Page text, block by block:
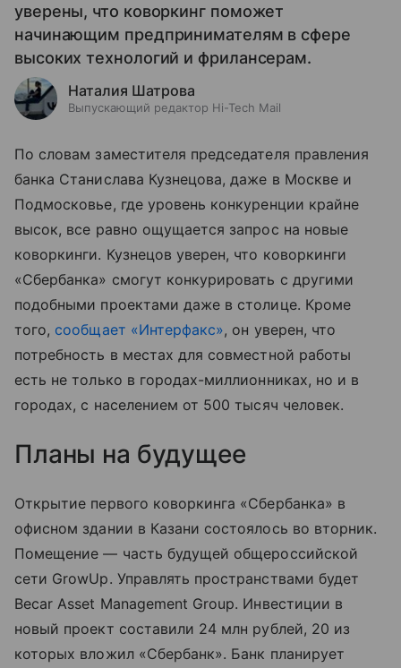
уверены, что коворкинг поможет
начинающим предпринимателям в сфере
высоких технологий и фрилансерам.
Наталия Шатрова
Выпускающий редактор Hi-Tech Mail
По словам заместителя председателя правления
банка Станислава Кузнецова, даже в Москве и
Подмосковье, где уровень конкуренции крайне
высок, все равно ощущается запрос на новые
коворкинги. Кузнецов уверен, что коворкинги
«Сбербанка» смогут конкурировать с другими
подобными проектами даже в столице. Кроме
того, сообщает «Интерфакс», он уверен, что
потребность в местах для совместной работы
есть не только в городах-миллионниках, но и в
городах, с населением от 500 тысяч человек.
Планы на будущее
Открытие первого коворкинга «Сбербанка» в
офисном здании в Казани состоялось во вторник.
Помещение — часть будущей общероссийской
сети GrowUp. Управлять пространствами будет
Becar Asset Management Group. Инвестиции в
новый проект составили 24 млн рублей, 20 из
которых вложил «Сбербанк». Банк планирует